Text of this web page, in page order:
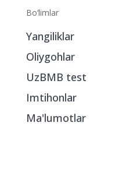
Bo‘limlar
Yangiliklar
Oliygohlar
UzBMB test
Imtihonlar
Ma'lumotlar